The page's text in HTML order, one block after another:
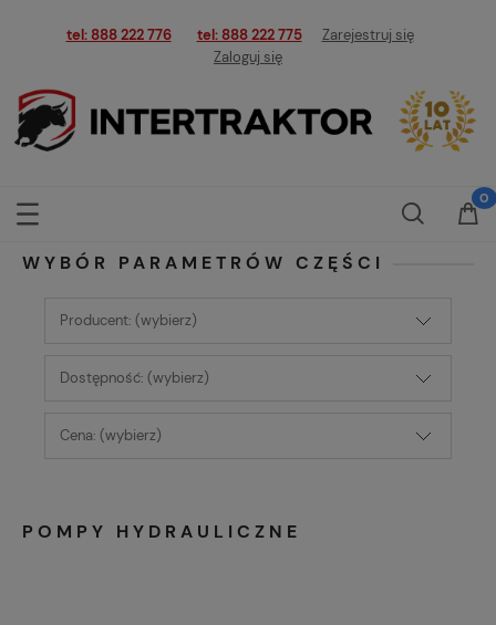
tel: 888 222 776 tel: 888 222 775
Zarejestruj się
Zaloguj się
WYBÓR PARAMETRÓW CZĘŚCI
Producent: (wybierz)
Dostępność: (wybierz)
Cena: (wybierz)
POMPY HYDRAULICZNE